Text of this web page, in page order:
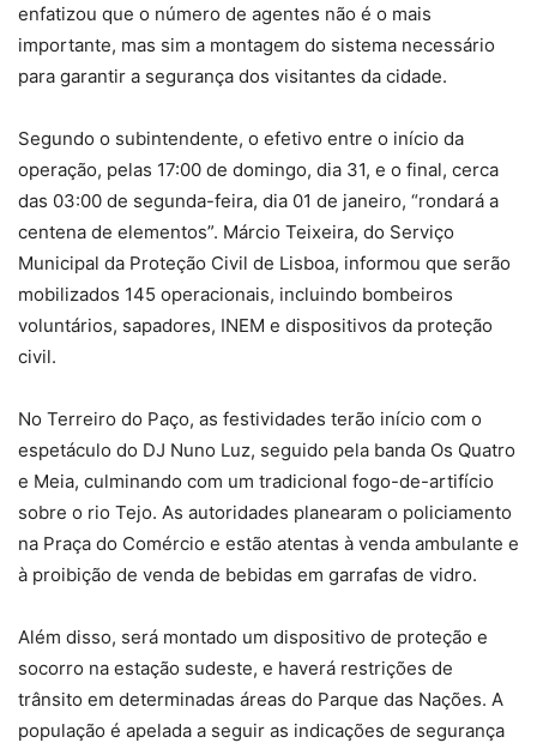
enfatizou que o número de agentes não é o mais
importante, mas sim a montagem do sistema necessário
para garantir a segurança dos visitantes da cidade.
Segundo o subintendente, o efetivo entre o início da
operação, pelas 17:00 de domingo, dia 31, e o final, cerca
das 03:00 de segunda-feira, dia 01 de janeiro, “rondará a
centena de elementos”. Márcio Teixeira, do Serviço
Municipal da Proteção Civil de Lisboa, informou que serão
mobilizados 145 operacionais, incluindo bombeiros
voluntários, sapadores, INEM e dispositivos da proteção
civil.
No Terreiro do Paço, as festividades terão início com o
espetáculo do DJ Nuno Luz, seguido pela banda Os Quatro
e Meia, culminando com um tradicional fogo-de-artifício
sobre o rio Tejo. As autoridades planearam o policiamento
na Praça do Comércio e estão atentas à venda ambulante e
à proibição de venda de bebidas em garrafas de vidro.
Além disso, será montado um dispositivo de proteção e
socorro na estação sudeste, e haverá restrições de
trânsito em determinadas áreas do Parque das Nações. A
população é apelada a seguir as indicações de segurança